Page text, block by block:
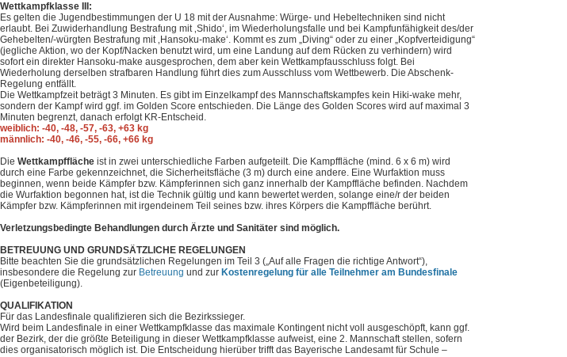
Wettkampfklasse III:
Es gelten die Jugendbestimmungen der U 18 mit der Ausnahme: Würge- und Hebeltechniken sind nicht
erlaubt. Bei Zuwiderhandlung Bestrafung mit ‚Shido‘, im Wiederholungsfalle und bei Kampfunfähigkeit des/der
Gehebelten/-würgten Bestrafung mit ‚Hansoku-make‘. Kommt es zum „Diving“ oder zu einer „Kopfverteidigung“
(jegliche Aktion, wo der Kopf/Nacken benutzt wird, um eine Landung auf dem Rücken zu verhindern) wird
sofort ein direkter Hansoku-make ausgesprochen, dem aber kein Wettkampfausschluss folgt. Bei
Wiederholung derselben strafbaren Handlung führt dies zum Ausschluss vom Wettbewerb. Die Abschenk-
Regelung entfällt.
Die Wettkampfzeit beträgt 3 Minuten. Es gibt im Einzelkampf des Mannschaftskampfes kein Hiki-wake mehr,
sondern der Kampf wird ggf. im Golden Score entschieden. Die Länge des Golden Scores wird auf maximal 3
Minuten begrenzt, danach erfolgt KR-Entscheid.
weiblich: -40, -48, -57, -63, +63 kg
männlich: -40, -46, -55, -66, +66 kg
Die Wettkampffläche ist in zwei unterschiedliche Farben aufgeteilt. Die Kampffläche (mind. 6 x 6 m) wird
durch eine Farbe gekennzeichnet, die Sicherheitsfläche (3 m) durch eine andere. Eine Wurfaktion muss
beginnen, wenn beide Kämpfer bzw. Kämpferinnen sich ganz innerhalb der Kampffläche befinden. Nachdem
die Wurfaktion begonnen hat, ist die Technik gültig und kann bewertet werden, solange eine/r der beiden
Kämpfer bzw. Kämpferinnen mit irgendeinem Teil seines bzw. ihres Körpers die Kampffläche berührt.
Verletzungsbedingte Behandlungen durch Ärzte und Sanitäter sind möglich.
BETREUUNG UND GRUNDSÄTZLICHE REGELUNGEN
Bitte beachten Sie die grundsätzlichen Regelungen im Teil 3 („Auf alle Fragen die richtige Antwort“),
insbesondere die Regelung zur Betreuung und zur Kostenregelung für alle Teilnehmer am Bundesfinale
(Eigenbeteiligung).
QUALIFIKATION
Für das Landesfinale qualifizieren sich die Bezirkssieger.
Wird beim Landesfinale in einer Wettkampfklasse das maximale Kontingent nicht voll ausgeschöpft, kann ggf.
der Bezirk, der die größte Beteiligung in dieser Wettkampfklasse aufweist, eine 2. Mannschaft stellen, sofern
dies organisatorisch möglich ist. Die Entscheidung hierüber trifft das Bayerische Landesamt für Schule –